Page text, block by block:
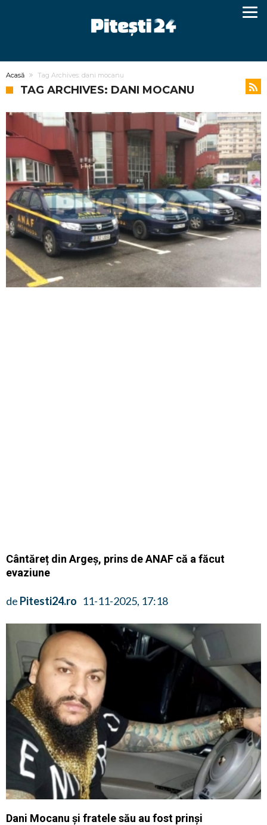
Acasă Tag Archives: dani mocanu
TAG ARCHIVES: DANI MOCANU
Cântăreț din Argeș, prins de ANAF că a făcut
evaziune
de Pitesti24.ro 11-11-2025, 17:18
Dani Mocanu și fratele său au fost prinși